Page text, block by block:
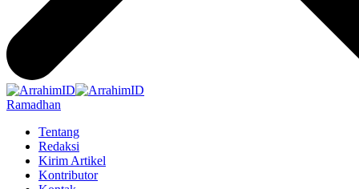
Ramadhan
Tentang
Redaksi
Kirim Artikel
Kontributor